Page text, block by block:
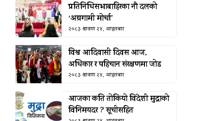
प्रतिनिधिसभाबाहिरका नौ दलको
‘अग्रगामी मोर्चा’
२०८३ श्रावण २४, आइतबार
विश्व आदिवासी दिवस आज,
अधिकार र पहिचान संरक्षणमा जोड
२०८३ श्रावण २४, आइतबार
आजका कति तोकियो विदेशी मुद्राको
विनिमयदर ? सूचीसहित